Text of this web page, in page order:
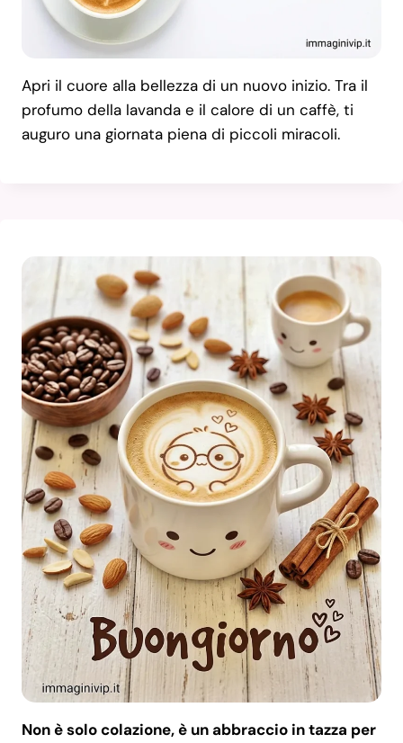
Apri il cuore alla bellezza di un nuovo inizio. Tra il
profumo della lavanda e il calore di un caffè, ti
auguro una giornata piena di piccoli miracoli.
Non è solo colazione, è un abbraccio in tazza per